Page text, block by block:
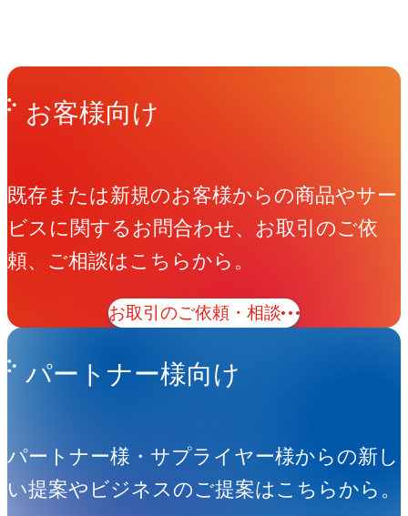
Get in Touchお問い合わせ
お客様向け
既存または新規のお客様からの商品やサー
ビスに関するお問合わせ、お取引のご依
頼、ご相談はこちらから。
お取引のご依頼・相談
パートナー様向け
パートナー様・サプライヤー様からの新し
い提案やビジネスのご提案はこちらから。